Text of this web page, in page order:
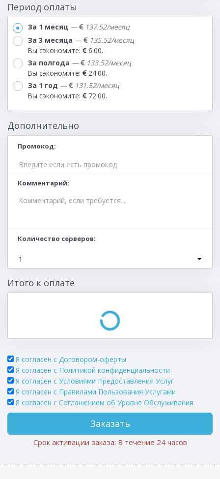
Период оплаты
За 1 месяц —
137.52/месяц
За 3 месяца —
135.52/месяц
Вы сэкономите:
6.00.
За полгода —
133.52/месяц
Вы сэкономите:
24.00.
За 1 год —
131.52/месяц
Вы сэкономите:
72.00.
Дополнительно
Промокод
Комментарий
Количество серверов
1
Итого к оплате
Я согласен с Договором-оферты
Я согласен с Политикой конфиденциальности
Я согласен с Условиями Предоставления Услуг
Я согласен с Правилами Пользования Услугами
Я согласен c Соглашением об Уровне Обслуживания
Заказать
Срок активации заказа: В течение 24 часов